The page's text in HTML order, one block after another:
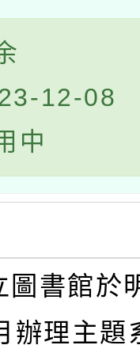
12-08
中
圖書館於
辦理主題